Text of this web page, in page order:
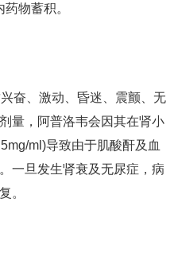
物蓄积。
奋、激动、昏迷、震颤、无
量，阿普洛韦会因其在肾小
ml)导致由于肌酸酐及血
一旦发生肾衰及无尿症，病
。